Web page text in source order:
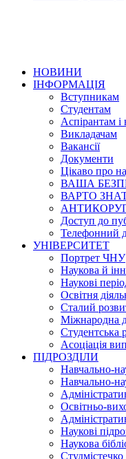
НОВИНИ
ІНФОРМАЦІЯ
Вступникам
Студентам
Аспірантам і
Викладачам
Вакансії
Документи
Цікаво про
ВАША
ВАРТО
Доступ до
Телефонний
УНІВЕРСИТЕТ
Портрет ЧНУ
Наукова й
Наукові
Освітня
Сталий
Міжнародна
Студентська
Асоціація
ПІДРОЗДІЛИ
Навчально-
Навчально-
Освітньо-
Наукові
Наукова
Студмістечко